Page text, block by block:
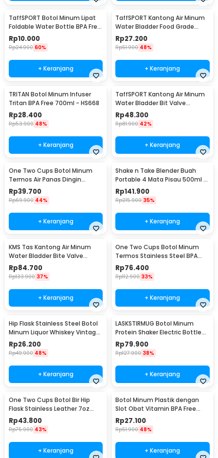
TaffSPORT Botol Minum Lipat
Foldable Water Bottle BPA Free
700ml - S29
Rp10.000
Rp24.900 60%
+ Keranjang
TaffSPORT Kantong Air Minum
Water Bladder Food Grade
Hydration Bag 2L - SD16
Rp27.200
Rp51.900 48%
+ Keranjang
TRITAN Botol Minum Infuser
Tritan BPA Free 700ml - HS668
Rp28.400
Rp53.900 48%
+ Keranjang
TaffSPORT Kantong Air Minum
Water Bladder Bit Valve
Hydration Bag 2L - SD16
Rp48.300
Rp81.900 42%
+ Keranjang
One Two Cups Botol Minum
Termos Air Panas Dingin
Stainless Steel 260ml -
AQW575
Rp39.700
Rp69.900 44%
+ Keranjang
Shake n Take Blender Buah
Portable 4 Mata Pisau 500ml -
VT-04
Rp141.900
Rp215.900 35%
+ Keranjang
KMS Tas Kantong Air Minum
Water Bladder Bite Valve
Hydration Bag 3L - BL018
Rp84.700
Rp133.900 37%
+ Keranjang
One Two Cups Botol Minum
Termos Stainless Steel BPA
Free 400ml - K623
Rp76.400
Rp112.900 33%
+ Keranjang
Hip Flask Stainless Steel Botol
Minum Liquor Whiskey Vintage
7oz Jack Daniel - H-7
Rp26.200
Rp49.900 48%
+ Keranjang
LASKSTIRMUG Botol Minum
Protein Shaker Electric Bottle
BPA Free 480ml - 1505
Rp79.900
Rp127.900 38%
+ Keranjang
One Two Cups Botol Bir Hip
Flask Stainless Leather 7oz
with Shot Glass
Rp43.800
Rp75.900 43%
+ Keranjang
Botol Minum Plastik dengan
Slot Obat Vitamin BPA Free
600ml - 830
Rp27.100
Rp51.900 48%
+ Keranjang